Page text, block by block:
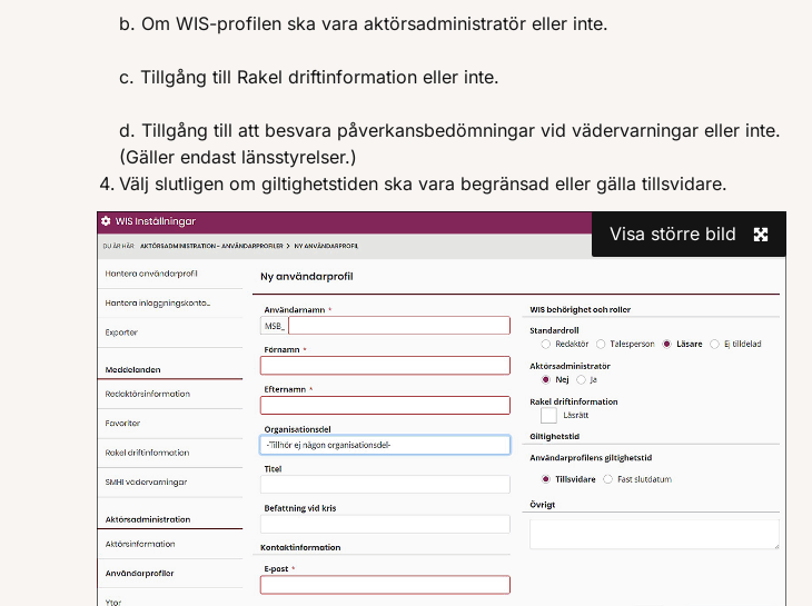
b. Om WIS-profilen ska vara aktörsadministratör eller inte.
c. Tillgång till Rakel driftinformation eller inte.
d. Tillgång till att besvara påverkansbedömningar vid vädervarningar eller inte.
(Gäller endast länsstyrelser.)
Välj slutligen om giltighetstiden ska vara begränsad eller gälla tillsvidare.
Visa större bild